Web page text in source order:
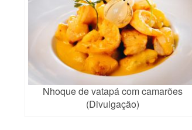
Nhoque de vatapá com camarões
(Divulgação)